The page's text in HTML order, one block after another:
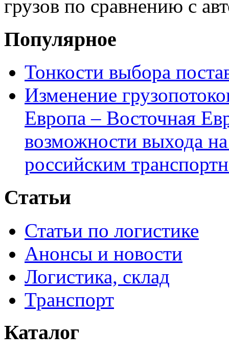
грузов по сравнению с
Популярное
Тонкости выбора
Изменение
Европа – Восточная
возможности выхода
российским
Статьи
Статьи по логистике
Анонсы и новости
Логистика, склад
Транспорт
Каталог